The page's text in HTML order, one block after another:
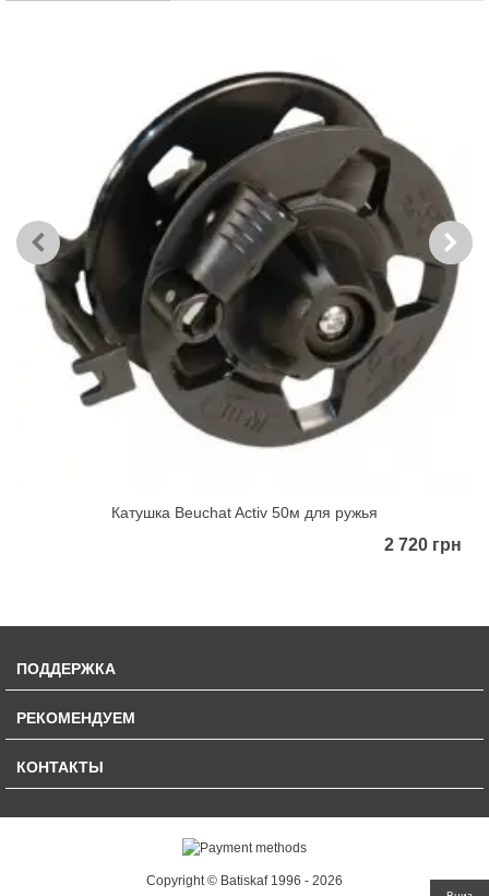
Катушка Beuchat Activ 50м для ружья
2 720 грн
ПОДДЕРЖКА
РЕКОМЕНДУЕМ
КОНТАКТЫ
Copyright © Batiskaf 1996 - 2026